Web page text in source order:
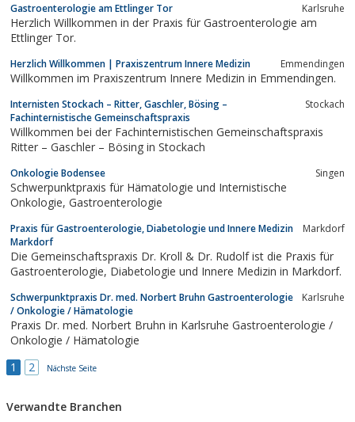
Gastroenterologie am Ettlinger Tor Karlsruhe
Herzlich Willkommen in der Praxis für Gastroenterologie am
Ettlinger Tor.
Herzlich Willkommen | Praxiszentrum Innere Medizin Emmendingen
Willkommen im Praxiszentrum Innere Medizin in Emmendingen.
Internisten Stockach – Ritter, Gaschler, Bösing –
Fachinternistische Gemeinschaftspraxis
Stockach
Willkommen bei der Fachinternistischen Gemeinschaftspraxis
Ritter – Gaschler – Bösing in Stockach
Onkologie Bodensee Singen
Schwerpunktpraxis für Hämatologie und Internistische
Onkologie, Gastroenterologie
Praxis für Gastroenterologie, Diabetologie und Innere Medizin
Markdorf
Markdorf
Die Gemeinschaftspraxis Dr. Kroll & Dr. Rudolf ist die Praxis für
Gastroenterologie, Diabetologie und Innere Medizin in Markdorf.
Schwerpunktpraxis Dr. med. Norbert Bruhn Gastroenterologie
/ Onkologie / Hämatologie
Karlsruhe
Praxis Dr. med. Norbert Bruhn in Karlsruhe Gastroenterologie /
Onkologie / Hämatologie
1
2 Nächste Seite
Verwandte Branchen